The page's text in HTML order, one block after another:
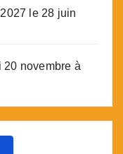
le 28 juin
novembre à